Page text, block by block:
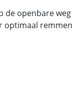
de openbare weg